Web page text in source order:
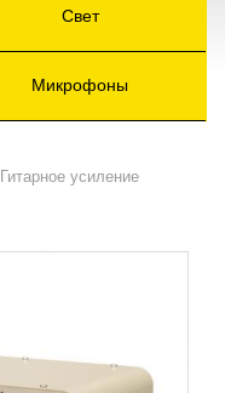
Свет
Микрофоны
Гитарное усиление